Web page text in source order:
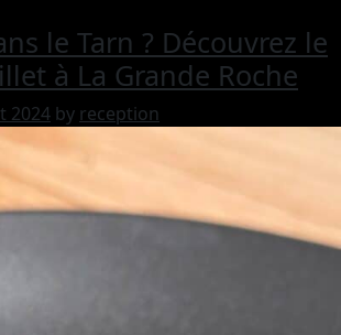
le Tarn ? Découvrez le
à La Grande Roche
2024 by reception